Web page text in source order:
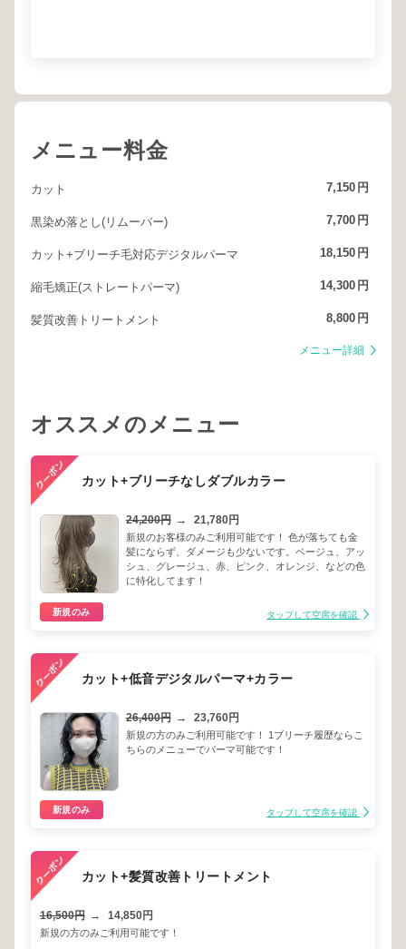
メニュー料金
カット 7,150 円
黒染め落とし(リムーバー) 7,700 円
カット+ブリーチ毛対応デジタルパーマ 18,150 円
縮毛矯正(ストレートパーマ) 14,300 円
髪質改善トリートメント 8,800 円
メニュー詳細
オススメのメニュー
カット+ブリーチなしダブルカラー
24,200円 → 21,780円
新規のお客様のみご利用可能です！ 色が落ちても金
髪にならず、ダメージも少ないです。ベージュ、アッ
シュ、グレージュ、赤、ピンク、オレンジ、などの色
に特化してます！
新規のみ タップして空席を確認
カット+低音デジタルパーマ+カラー
26,400円 → 23,760円
新規の方のみご利用可能です！ 1ブリーチ履歴ならこ
ちらのメニューでパーマ可能です！
新規のみ タップして空席を確認
カット+髪質改善トリートメント
16,500円 → 14,850円
新規の方のみご利用可能です！